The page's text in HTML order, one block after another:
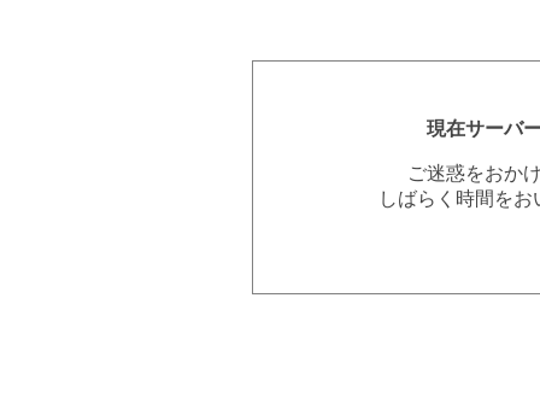
現在サーバ
ご迷惑をおか
しばらく時間を